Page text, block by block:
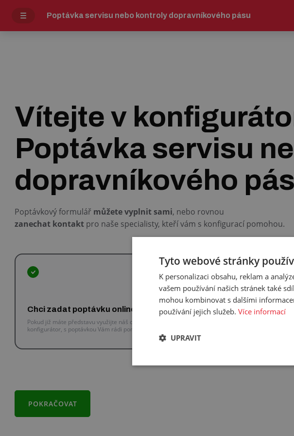
Poptávka servisu nebo kontroly dopravníkového pásu
Vítejte v
Poptávka servisu
dopravníkového
Poptávkový formulář můžete vyplnit sami, nebo rovnou
zanechat kontakt pro naše specialisty, kteří vám s konfigurací pomohou.
Chci zadat poptávku online
Pokud již máte představu využijte náš online
konfigurátor, s poptávkou Vám rádi pomůžeme.
Chci, aby mě
POKRAČOVAT
Tyto webové stránky
K personalizaci obsahu, reklam a
vašem používání našich stránek také
mohou kombinovat s dalšími
používání jejich služeb. Více informací
UPRAVIT